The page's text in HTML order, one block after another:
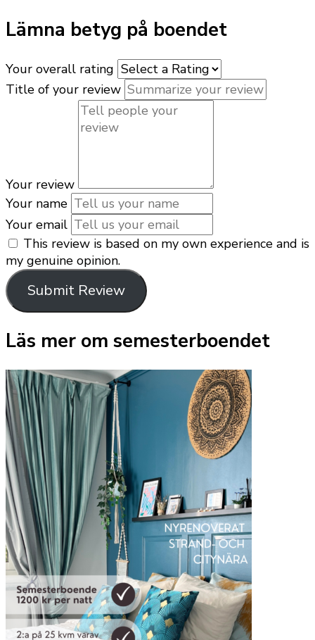
Lämna betyg på boendet
Your overall rating
Title of your review
Your review
Your name
Your email
This review is based on my own experience and is
my genuine opinion.
Submit Review
Läs mer om semesterboendet